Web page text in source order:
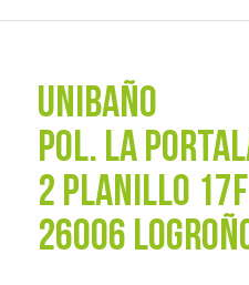
UNIBAÑO
POL. La
2 PLANILLO 17F
26006